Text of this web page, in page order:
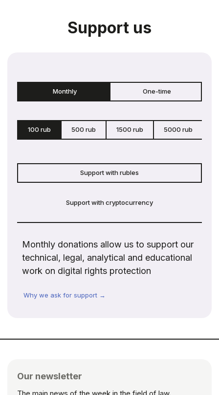
Support us
Monthly One-time
100 rub 500 rub 1500 rub 5000 rub
Support with rubles
Support with cryptocurrency
Monthly donations allow us to support our
technical, legal, analytical and educational
work on digital rights protection
Why we ask for support →
Our newsletter